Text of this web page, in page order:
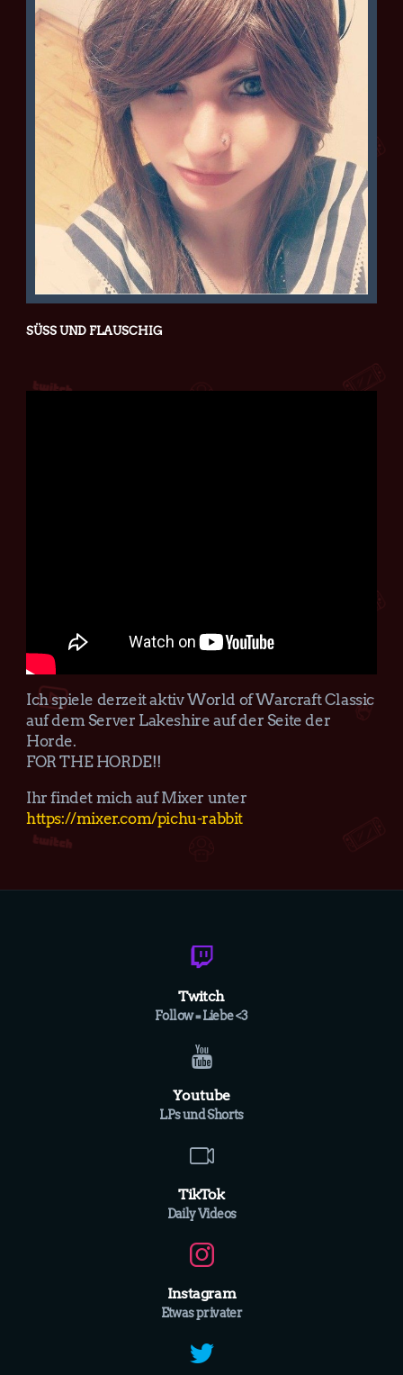
SÜSS UND FLAUSCHIG
Ich spiele derzeit aktiv World of Warcraft Classic
auf dem Server Lakeshire auf der Seite der
Horde.
FOR THE HORDE!!
Ihr findet mich auf Mixer unter
https://mixer.com/pichu-rabbit
Twitch
Follow = Liebe <3
Youtube
LPs und Shorts
TikTok
Daily Videos
Instagram
Etwas privater